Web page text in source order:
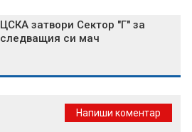
ЦСКА затвори Сектор "Г" за
следващия си мач
Напиши коментар